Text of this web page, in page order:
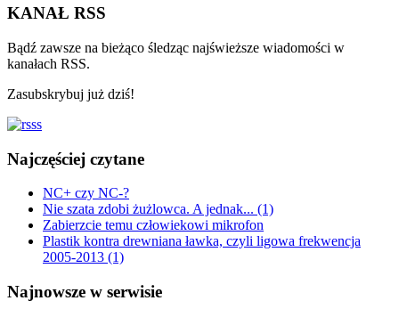
KANAŁ RSS
Bądź zawsze na bieżąco śledząc najświeższe wiadomości w
kanałach RSS.
Zasubskrybuj już dziś!
Najczęściej czytane
NC+ czy NC-?
Nie szata zdobi żużlowca. A jednak... (1)
Zabierzcie temu człowiekowi mikrofon
Plastik kontra drewniana ławka, czyli ligowa frekwencja
2005-2013 (1)
Najnowsze w serwisie